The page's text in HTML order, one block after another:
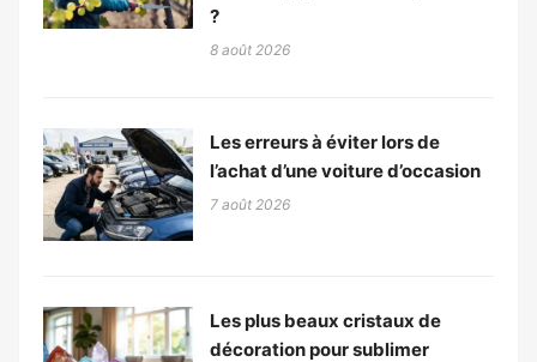
?
8 août 2026
Les erreurs à éviter lors de
l’achat d’une voiture d’occasion
7 août 2026
Les plus beaux cristaux de
décoration pour sublimer